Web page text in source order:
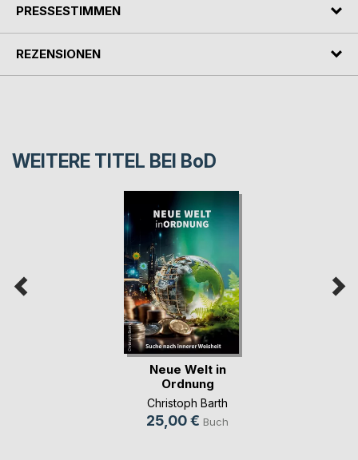
PRESSESTIMMEN
REZENSIONEN
WEITERE TITEL BEI BoD
Neue Welt in
Ordnung
Christoph Barth
25,00 € Buch